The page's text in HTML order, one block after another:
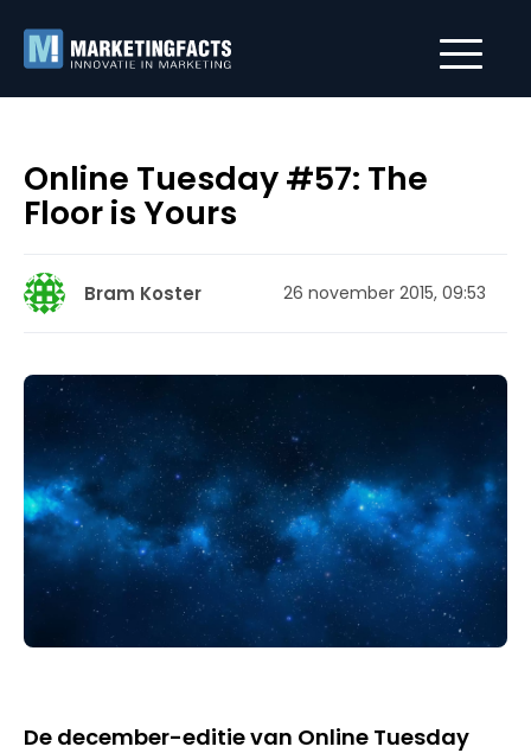
Online Tuesday #57: The
Floor is Yours
Bram Koster 26 november 2015, 09:53
De december-editie van Online Tuesday